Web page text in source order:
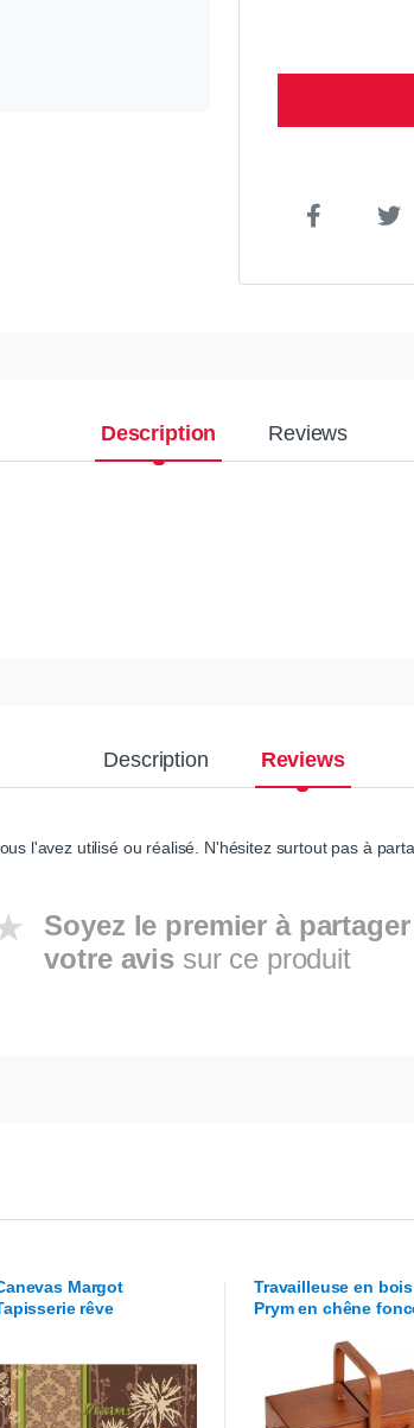
Description Reviews
Description Reviews
l'avez utilisé ou réalisé. N'hésitez surtout pas à
Soyez le premier à partager
votre avis sur ce produit
Margot
rêve
Travailleuse en bois
Prymen chêne